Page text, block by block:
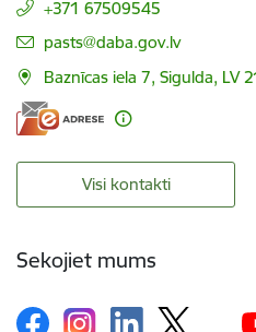
+371 67509545
E-pasts:
pasts@daba.gov.lv
Baznīcas iela 7, Sigulda, LV
Visi kontakti
Sekojiet mums